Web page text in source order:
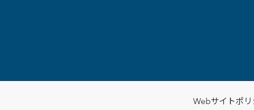
Webサイトポリ